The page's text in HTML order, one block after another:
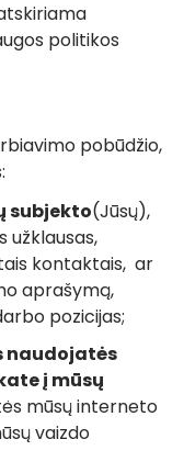
politikos
pobūdžio,
subjekto(Jūsų),
užklausas,
kontaktais, ar
aprašymą,
pozicijas;
naudojatės
į mūsų
mūsų interneto
vaizdo